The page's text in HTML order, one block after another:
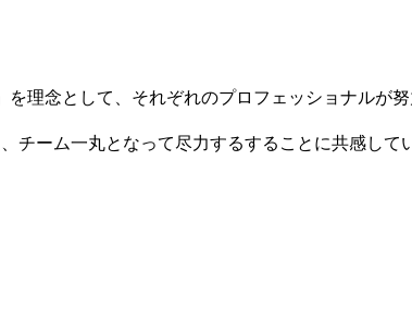
理念として、それぞれのプロフェッショナルが
ーム一丸となって尽力するすることに共感して